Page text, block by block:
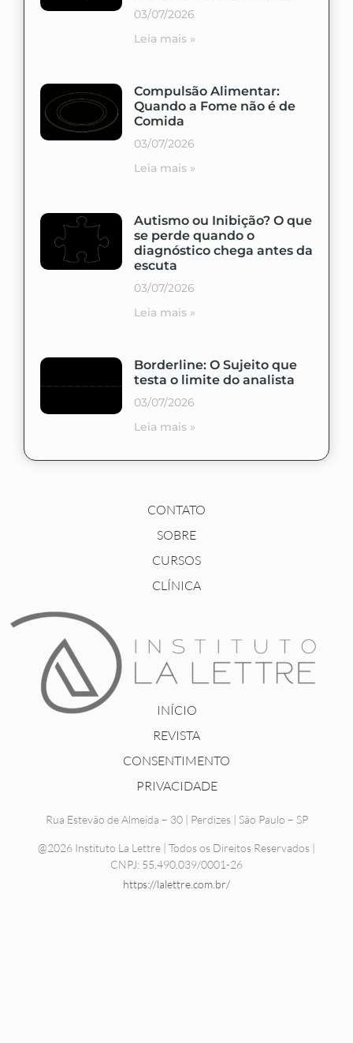
03/07/2026
Leia mais »
Compulsão Alimentar:
Quando a Fome não é de
Comida
03/07/2026
Leia mais »
Autismo ou Inibição? O que
se perde quando o
diagnóstico chega antes da
escuta
03/07/2026
Leia mais »
Borderline: O Sujeito que
testa o limite do analista
03/07/2026
Leia mais »
CONTATO
SOBRE
CURSOS
CLÍNICA
INÍCIO
REVISTA
CONSENTIMENTO
PRIVACIDADE
Rua Estevão de Almeida – 30 | Perdizes | São Paulo – SP
@2026 Instituto La Lettre | Todos os Direitos Reservados |
CNPJ: 55.490.039/0001-26
https://lalettre.com.br/